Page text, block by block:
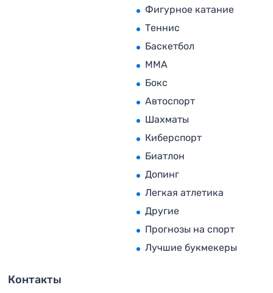
Фигурное катание
Теннис
Баскетбол
MMA
Бокс
Автоспорт
Шахматы
Киберспорт
Биатлон
Допинг
Легкая атлетика
Другие
Прогнозы на спорт
Лучшие букмекеры
Контакты